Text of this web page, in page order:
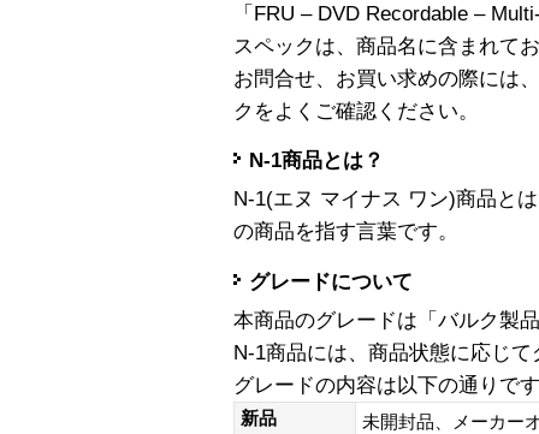
「FRU – DVD Recordable –
スペックは、商品名に含まれて
お問合せ、お買い求めの際には
クをよくご確認ください。
N-1商品とは？
N-1(エヌ マイナス ワン)商品と
の商品を指す言葉です。
グレードについて
本商品のグレードは「バルク製
N-1商品には、商品状態に応じ
グレードの内容は以下の通りで
新品
未開封品、メーカー